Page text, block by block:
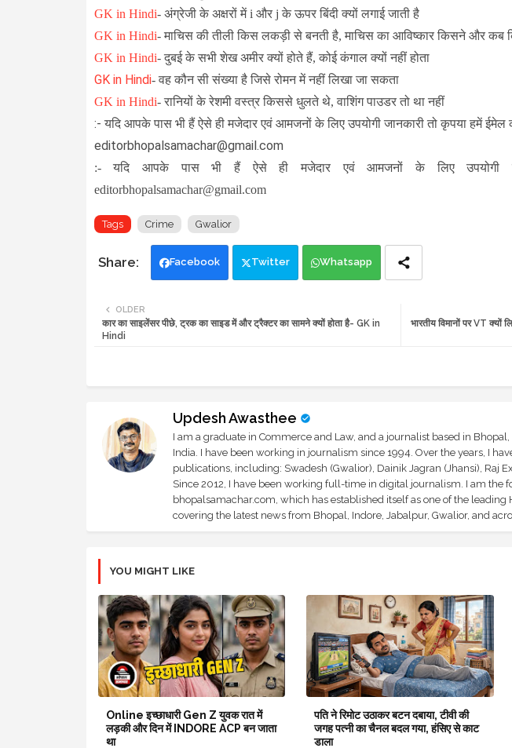
GK in Hindi- अंग्रेजी के अक्षरों में i और j के ऊपर बिंदी क्यों लगाई जाती है
GK in Hindi- माचिस की तीली किस लकड़ी से बनती है, माचिस का आविष्कार किसने और कब
GK in Hindi- दुबई के सभी शेख अमीर क्यों होते हैं, कोई कंगाल क्यों नहीं होता
GK in Hindi- वह कौन सी संख्या है जिसे रोमन में नहीं लिखा जा सकता
GK in Hindi- रानियों के रेशमी वस्त्र किससे धुलते थे, वाशिंग पाउडर तो था नहीं
:- यदि आपके पास भी हैं ऐसे ही मजेदार एवं आमजनों के लिए उपयोगी जानकारी तो कृपया हमें ईमेल
editorbhopalsamachar@gmail.com
:- यदि आपके पास भी हैं ऐसे ही मजेदार एवं आमजनों के लिए उपयोगी
editorbhopalsamachar@gmail.com
Tags Crime Gwalior
Facebook Twitter Whatsapp
भारतीय विमानों पर VT क्यों
OLDER
कार का साइलेंसर पीछे, ट्रक का साइड में और ट्रैक्टर का सामने क्यों होता है- GK in
Hindi
Updesh Awasthee
I am a graduate in Commerce and Law, and a journalist based in
India. I have been working in journalism since 1994. Over the years, I
publications, including: Swadesh (Gwalior), Dainik Jagran (Jhansi), Raj
Since 2012, I have been working full-time in digital journalism. I am the
bhopalsamachar.com, which has established itself as one of the leading
covering the latest news from Bhopal, Indore, Jabalpur, Gwalior, and
YOU MIGHT LIKE
Online इच्छाधारी Gen Z युवक रात में
लड़की और दिन में INDORE ACP बन जाता
था
पति ने रिमोट उठाकर बटन दबाया, टीवी की
जगह पत्नी का चैनल बदल गया, हंसिए से काट
डाला